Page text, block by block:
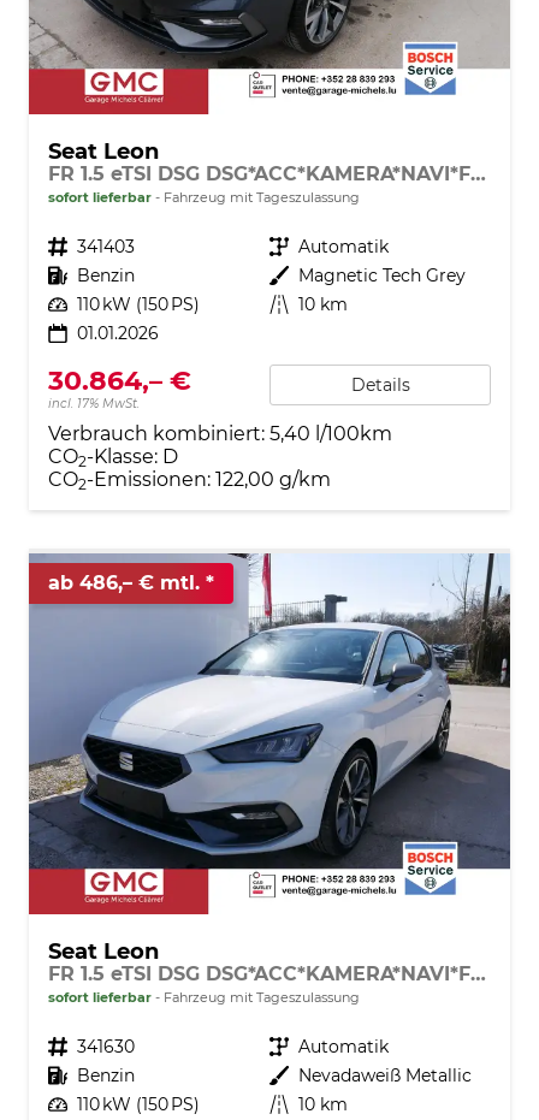
Seat Leon
FR 1.5 eTSI DSG DSG*ACC*KAMERA*NAVI*FULL-LINK*LENKRADHEIZUNG*3-ZONE KLIMAAUTOMATIK
sofort lieferbar Fahrzeug mit Tageszulassung
Fahrzeugnr. 341403 Getriebe Automatik
Kraftstoff Benzin Außenfarbe Magnetic Tech Grey
Leistung 110 kW (150 PS) Kilometerstand 10 km
01.01.2026
30.864,– €
incl. 17% MwSt.
Details
Verbrauch kombiniert: 5,40 l/100km
CO2-Klasse: D
CO2-Emissionen: 122,00 g/km
ab 486,– € mtl.
Seat Leon
FR 1.5 eTSI DSG DSG*ACC*KAMERA*NAVI*FULL-LINK*LENKRADHEIZUNG*3-ZONE KLIMAAUTOMATIK
sofort lieferbar Fahrzeug mit Tageszulassung
Fahrzeugnr. 341630 Getriebe Automatik
Kraftstoff Benzin Außenfarbe Nevadaweiß Metallic
Leistung 110 kW (150 PS) Kilometerstand 10 km